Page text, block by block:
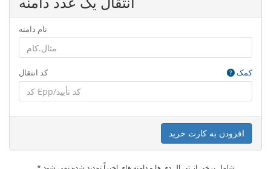
نام دامنه
کد انتقال کمک
افزودن به کارت خرید